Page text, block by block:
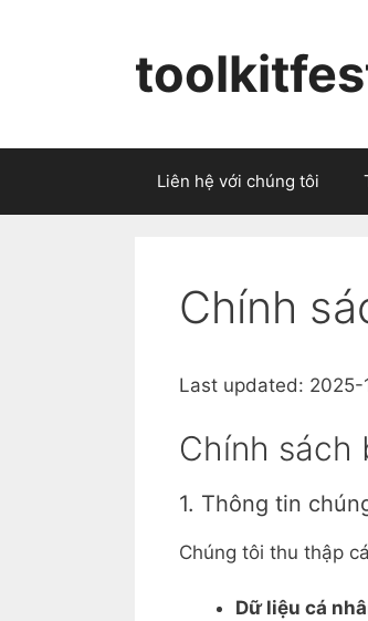
Liên hệ với chúng tôi
Chính
Last updated: 2025-
Chính sách
1. Thông tin
Chúng tôi thu thập
Dữ liệu cá